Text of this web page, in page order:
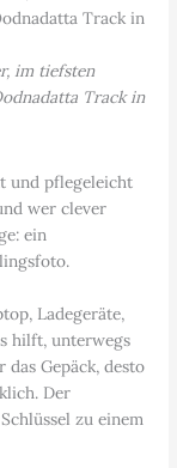
im tiefsten
Track in
und pflegeleicht
wer clever
ein
Ladegeräte,
hilft, unterwegs
Gepäck, desto
Der
zu einem